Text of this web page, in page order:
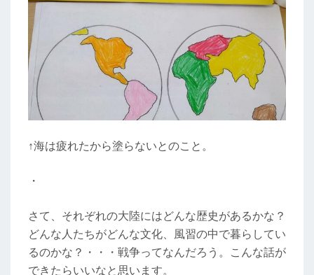
↑海は疲れたから塗らないとのこと。
・
さて、それぞれの大陸にはどんな歴史があるかな？
どんな人たちがどんな文化、風習の中で暮らしてい
るのかな？・・・戦争ってなんだろう。こんな話が
できたらいいなと思います。